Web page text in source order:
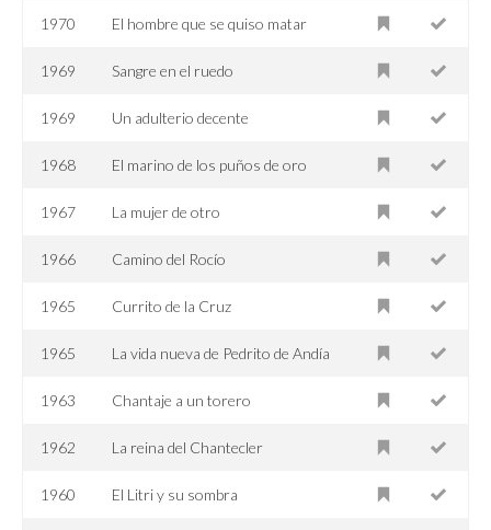
1970 El hombre que se quiso matar
1969 Sangre en el ruedo
1969 Un adulterio decente
1968 El marino de los puños de oro
1967 La mujer de otro
1966 Camino del Rocío
1965 Currito de la Cruz
1965 La vida nueva de Pedrito de Andía
1963 Chantaje a un torero
1962 La reina del Chantecler
1960 El Litri y su sombra